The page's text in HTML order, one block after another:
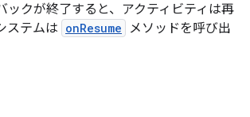
ックが終了すると、アクティビティは再
ステムは onResume
メソッドを呼び出